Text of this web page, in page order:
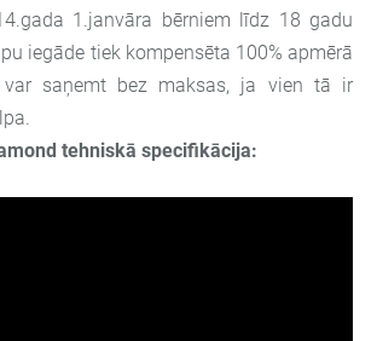
1.janvāra bērniem līdz 18 gadu
iegāde tiek kompensēta 100% apmērā
saņemt bez maksas, ja vien tā ir
tehniskā specifikācija: